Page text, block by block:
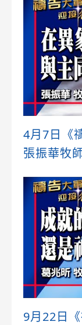
4月7日《
張振華牧
9月22日